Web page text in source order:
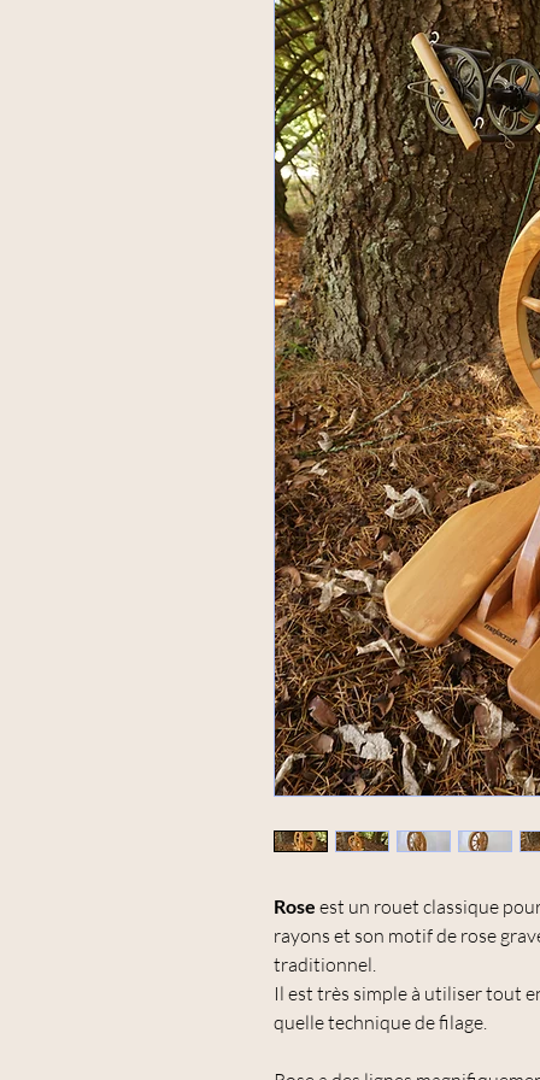
Rose est un rouet classique
rayons et son motif de rose
traditionnel.
Il est très simple à utiliser tout
quelle technique de filage.